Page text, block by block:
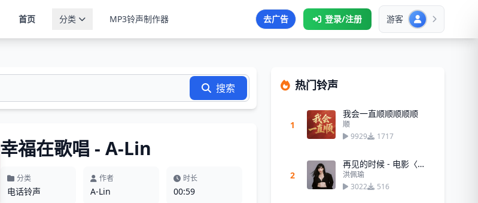
首页 分类 MP3铃声制作器 去广告 登录/注册 游客
搜索
幸福在歌唱 - A-Lin
分类
电话铃声
作者
A-Lin
时长
00:59
热门铃声
1
我会一直顺顺顺顺顺
顺
9929
1717
2
再见的时候 - 电影〈阳光女子合唱团〉主题曲 - 洪佩瑜
洪佩瑜
3022
516